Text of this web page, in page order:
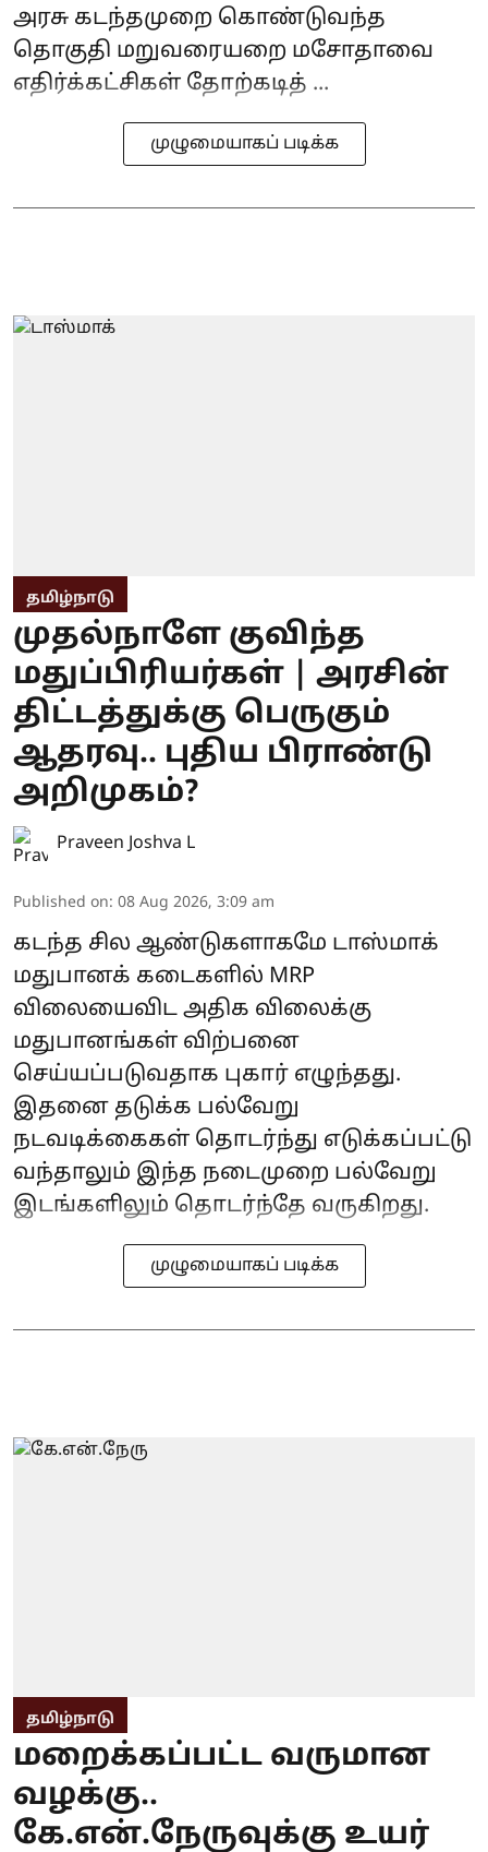
அரசு கடந்தமுறை கொண்டுவந்த
தொகுதி மறுவரையறை மசோதாவை
எதிர்க்கட்சிகள் தோற்கடித் ...
முழுமையாகப் படிக்க
தமிழ்நாடு
முதல்நாளே குவிந்த
மதுப்பிரியர்கள் | அரசின்
திட்டத்துக்கு பெருகும்
ஆதரவு.. புதிய பிராண்டு
அறிமுகம்?
Praveen Joshva L
Published on: 08 Aug 2026, 3:09 am
கடந்த சில ஆண்டுகளாகமே டாஸ்மாக்
மதுபானக் கடைகளில் MRP
விலையைவிட அதிக விலைக்கு
மதுபானங்கள் விற்பனை
செய்யப்படுவதாக புகார் எழுந்தது.
இதனை தடுக்க பல்வேறு
நடவடிக்கைகள் தொடர்ந்து எடுக்கப்பட்டு
வந்தாலும் இந்த நடைமுறை பல்வேறு
இடங்களிலும் தொடர்ந்தே வருகிறது.
முழுமையாகப் படிக்க
தமிழ்நாடு
மறைக்கப்பட்ட வருமான
வழக்கு..
கே.என்.நேருவுக்கு உயர்